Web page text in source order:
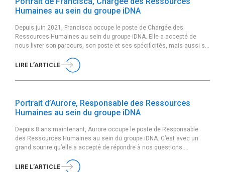
Humaines au sein du groupe iDNA
Depuis juin 2021, Francisca occupe le poste de Chargée des
Ressources Humaines au sein du groupe iDNA. Elle a accepté de
nous livrer son parcours, son poste et ses spécificités, mais aussi sa
Francisca, j’habite en banlieue parisienne et je suis chargée des
LIRE L’ARTICLE
Portrait d’Aurore, Responsable des Ressources
Humaines au sein du groupe iDNA
Depuis 8 ans maintenant, Aurore occupe le poste de Responsable
des Ressources Humaines au sein du groupe iDNA. C’est avec un
grand sourire qu’elle a accepté de répondre à nos questions.
vision et ses valeurs. Peux-tu te présenter rapidement ? Je m’appelle
LIRE L’ARTICLE